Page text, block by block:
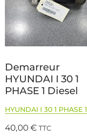
Demarreur
HYUNDAI I 30 1
PHASE 1 Diesel
HYUNDAI I 30 1 PHASE 1
40,00€ TTC